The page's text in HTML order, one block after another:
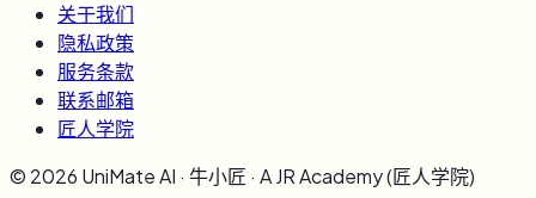
关于我们
隐私政策
服务条款
联系邮箱
匠人学院
© 2026 UniMate AI · 牛小匠 · A JR Academy (匠人学院)